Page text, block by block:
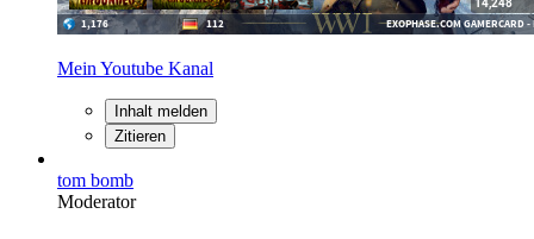
Mein Youtube Kanal
Inhalt melden
Zitieren
tom bomb
Moderator